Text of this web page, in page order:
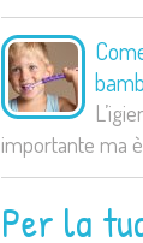
importante ma
Per la